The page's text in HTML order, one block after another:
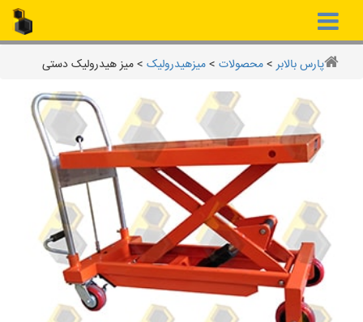
پارس بالابر> محصولات> میزهیدرولیک> میز هیدرولیک دستی